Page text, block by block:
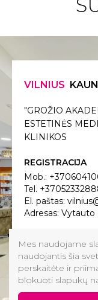
VILNIUS
"GROŽIO
ESTETINĖS
KLINIKOS
REGISTRACIJA
Mob.:
Tel.
El. paštas:
Adresas: Vytauto
DARBO LAIKAS:
I-V 9.00 - 21.00
Mes naudojame
naudojantis šia
perskaitėte ir
blokuoti slapukų